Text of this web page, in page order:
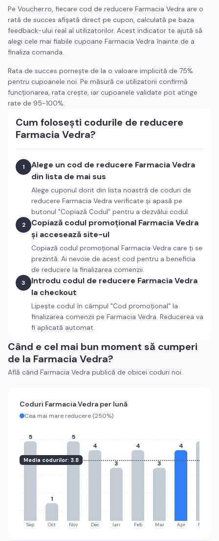
Pe Voucher.ro, fiecare cod de reducere Farmacia Vedra are o
rată de succes afișată direct pe cupon, calculată pe baza
feedback-ului real al utilizatorilor. Acest indicator te ajută să
alegi cele mai fiabile cupoane Farmacia Vedra înainte de a
finaliza comanda.
Rata de succes pornește de la o valoare implicită de 75%
pentru cupoanele noi. Pe măsură ce utilizatorii confirmă
funcționarea, rata crește, iar cupoanele validate pot atinge
rate de 95-100%.
Cum folosești codurile de reducere
Farmacia Vedra?
1 Alege un cod de reducere Farmacia Vedra
din lista de mai sus
Alege cuponul dorit din lista noastră de coduri de
reducere Farmacia Vedra verificate și apasă pe
butonul "Copiază Codul" pentru a dezvălui codul.
2 Copiază codul promoțional Farmacia Vedra
și accesează site-ul
Copiază codul promoțional Farmacia Vedra care ți se
prezintă. Ai nevoie de acest cod pentru a beneficia
de reducere la finalizarea comenzii.
3 Introdu codul de reducere Farmacia Vedra
la checkout
Lipește codul în câmpul "Cod promoțional" la
finalizarea comenzii pe Farmacia Vedra. Reducerea va
fi aplicată automat.
Când e cel mai bun moment să cumperi
de la Farmacia Vedra?
Află când Farmacia Vedra publică de obicei coduri noi.
Coduri Farmacia Vedra per lună
Cea mai mare reducere (250%)
Media codurilor: 3.8
5
Sep
1
Oct
5
Nov
4
Dec
3
Ian
4
Feb
3
Mar
4
Apr Mai